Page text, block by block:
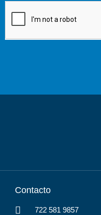
Contacto
722 581 9857